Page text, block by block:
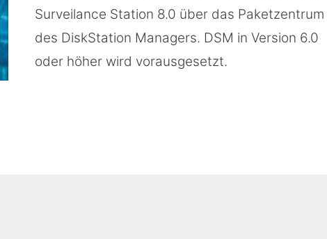
Surveilance Station 8.0 über das Paketzentrum
des DiskStation Managers. DSM in Version 6.0
oder höher wird vorausgesetzt.